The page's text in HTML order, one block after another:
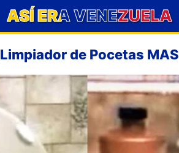
ASÍ ERA VENEZUELA
Limpiador de Pocetas MAS